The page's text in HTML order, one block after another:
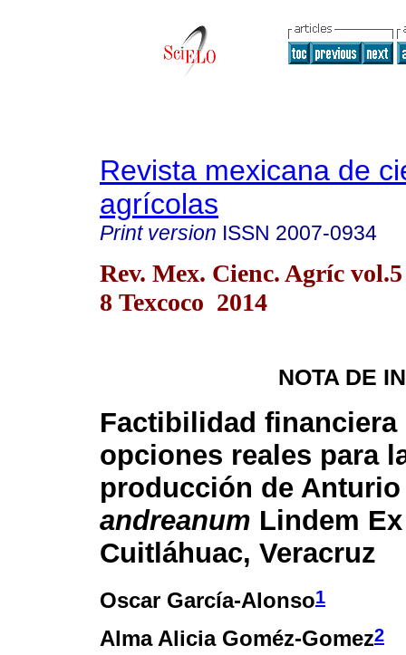
Revista mexicana de
agrícolas
Print version ISSN 2007-0934
Rev. Mex. Cienc. Agríc vol.5
8 Texcoco 2014
NOTA DE
Factibilidad financiera
opciones reales para
producción de
andreanum Lindem
Cuitláhuac, Veracruz
Oscar García-Alonso1
Alma Alicia Goméz-Gomez2